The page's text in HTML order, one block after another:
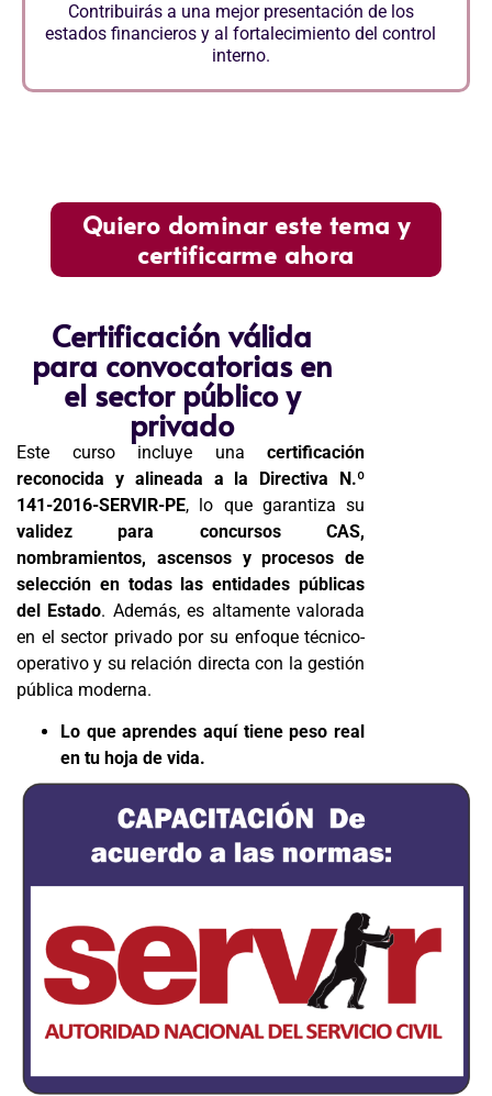
Contribuirás a una mejor presentación de los
estados financieros y al fortalecimiento del control
interno.
Quiero dominar este tema y
certificarme ahora
Certificación válida
para convocatorias en
el sector público y
privado
Este curso incluye unacertificación
reconocida y alineada a la Directiva N.º
141-2016-SERVIR-PE, lo que garantiza su
validez para concursos CAS,
nombramientos, ascensos y procesos de
selección en todas las entidades públicas
del Estado. Además, es altamente valorada
en el sector privado por su enfoque técnico-
operativo y su relación directa con la gestión
pública moderna.
Lo que aprendes aquí tiene peso real
en tu hoja de vida.